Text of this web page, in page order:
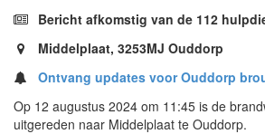
Bericht afkomstig van de 112
Middelplaat, 3253MJ Ouddorp
Ontvang updates voor Ouddorp
Op 12 augustus 2024 om 11:45 is de
uitgereden naar Middelplaat te Ouddorp.